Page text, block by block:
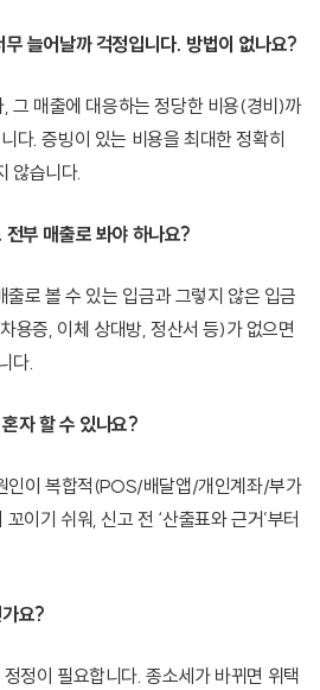
늘어날까 걱정입니다. 방법이 없나요?
그 매출에 대응하는 정당한 비용(경비)까
다. 증빙이 있는 비용을 최대한 정확히
않습니다.
부 매출로 봐야 하나요?
로 볼 수 있는 입금과 그렇지 않은 입금
용증, 이체 상대방, 정산서 등)가 없으면
다.
자 할 수 있나요?
인이 복합적(POS/배달앱/개인계좌/부가
이기 쉬워, 신고 전 ‘산출표와 근거’부터
요?
정이 필요합니다. 종소세가 바뀌면 위택